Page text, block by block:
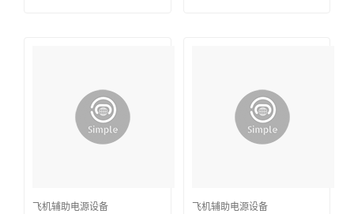
飞机辅助电源设备 飞机辅助电源设备